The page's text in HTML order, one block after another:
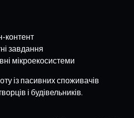
контент
завдання
мікроекосистеми
із пасивних споживачів
і будівельників.